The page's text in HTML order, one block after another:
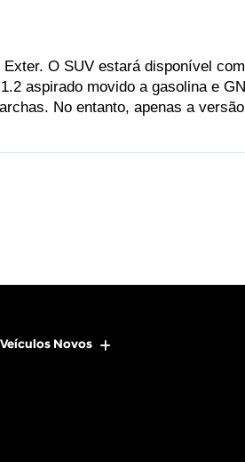
O SUV estará disponível
aspirado movido a gasolina e
No entanto, apenas a
Veículos Novos